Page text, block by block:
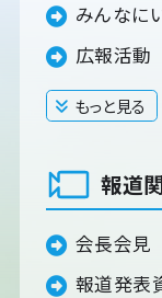
みんなに
広報活動
もっと見る
閉じる
報道
会長会見
報道発表